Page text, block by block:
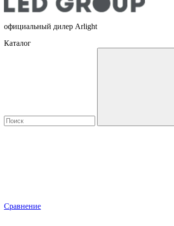
официальный дилер Arlight
Каталог
Сравнение